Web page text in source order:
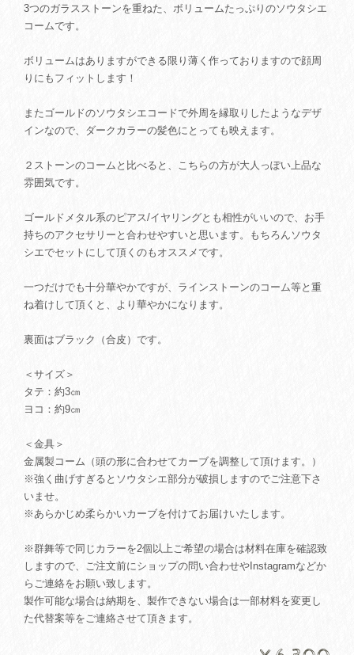
3つのガラスストーンを重ねた、ボリュームたっぷりのソウタシエ
コームです。
ボリュームはありますができる限り薄く作っておりますので顔周
りにもフィットします！
またゴールドのソウタシエコードで外周を縁取りしたようなデザ
インなので、ダークカラーの髪色にとっても映えます。
２ストーンのコームと比べると、こちらの方が大人っぽい上品な
雰囲気です。
ゴールドメタル系のピアス/イヤリングとも相性がいいので、お手
持ちのアクセサリーと合わせやすいと思います。もちろんソウタ
シエでセットにして頂くのもオススメです。
一つだけでも十分華やかですが、ラインストーンのコーム等と重
ね着けして頂くと、より華やかになります。
裏面はブラック（合皮）です。
＜サイズ＞
タテ：約3㎝
ヨコ：約9㎝
＜金具＞
金属製コーム（頭の形に合わせてカーブを調整して頂けます。）
※強く曲げすぎるとソウタシエ部分が破損しますのでご注意下さ
いませ。
※あらかじめ柔らかいカーブを付けてお届けいたします。
※群舞等で同じカラーを2個以上ご希望の場合は材料在庫を確認致
しますので、ご注文前にショップの問い合わせやInstagramなどか
らご連絡をお願い致します。
製作可能な場合は納期を、製作できない場合は一部材料を変更し
た代替案等をご連絡させて頂きます。